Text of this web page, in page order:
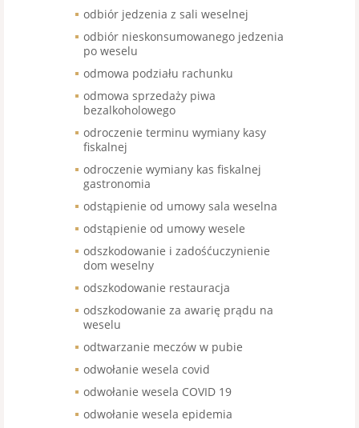
odbiór jedzenia z sali weselnej
odbiór nieskonsumowanego jedzenia
po weselu
odmowa podziału rachunku
odmowa sprzedaży piwa
bezalkoholowego
odroczenie terminu wymiany kasy
fiskalnej
odroczenie wymiany kas fiskalnej
gastronomia
odstąpienie od umowy sala weselna
odstąpienie od umowy wesele
odszkodowanie i zadośćuczynienie
dom weselny
odszkodowanie restauracja
odszkodowanie za awarię prądu na
weselu
odtwarzanie meczów w pubie
odwołanie wesela covid
odwołanie wesela COVID 19
odwołanie wesela epidemia